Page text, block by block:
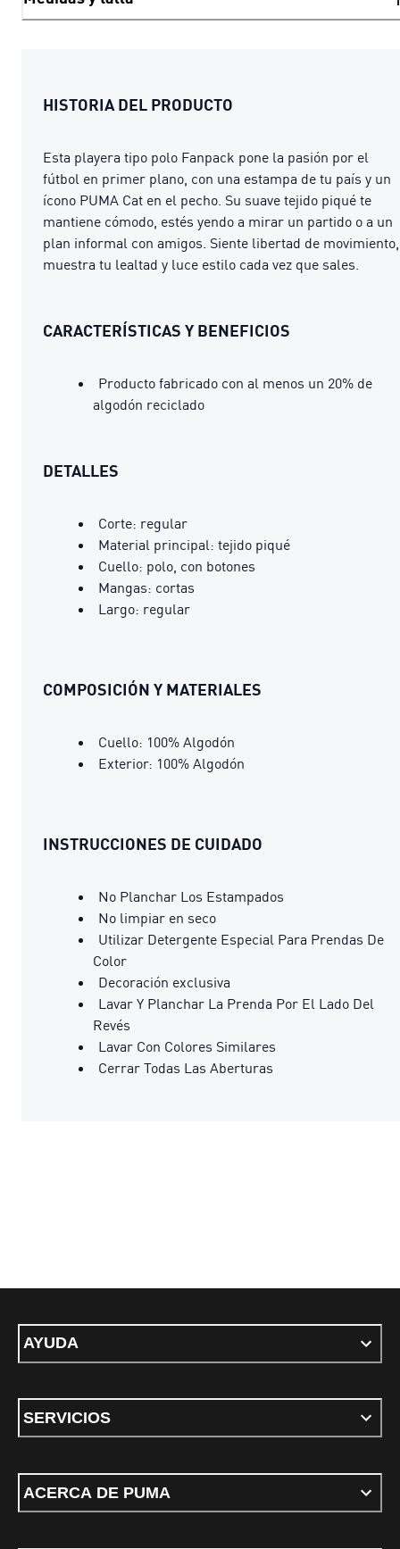
HISTORIA DEL PRODUCTO
Esta playera tipo polo Fanpack pone la pasión por el
fútbol en primer plano, con una estampa de tu país y un
ícono PUMA Cat en el pecho. Su suave tejido piqué te
mantiene cómodo, estés yendo a mirar un partido o a un
plan informal con amigos. Siente libertad de movimiento,
muestra tu lealtad y luce estilo cada vez que sales.
CARACTERÍSTICAS Y BENEFICIOS
Producto fabricado con al menos un 20% de
algodón reciclado
DETALLES
Corte: regular
Material principal: tejido piqué
Cuello: polo, con botones
Mangas: cortas
Largo: regular
COMPOSICIÓN Y MATERIALES
Cuello: 100% Algodón
Exterior: 100% Algodón
INSTRUCCIONES DE CUIDADO
No Planchar Los Estampados
No limpiar en seco
Utilizar Detergente Especial Para Prendas De
Color
Decoración exclusiva
Lavar Y Planchar La Prenda Por El Lado Del
Revés
Lavar Con Colores Similares
Cerrar Todas Las Aberturas
AYUDA
SERVICIOS
ACERCA DE PUMA